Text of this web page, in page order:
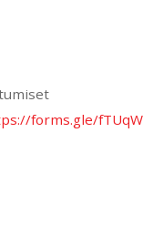
forms.gle/